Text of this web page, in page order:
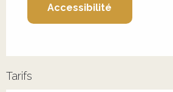
Accessibilité
Tarifs